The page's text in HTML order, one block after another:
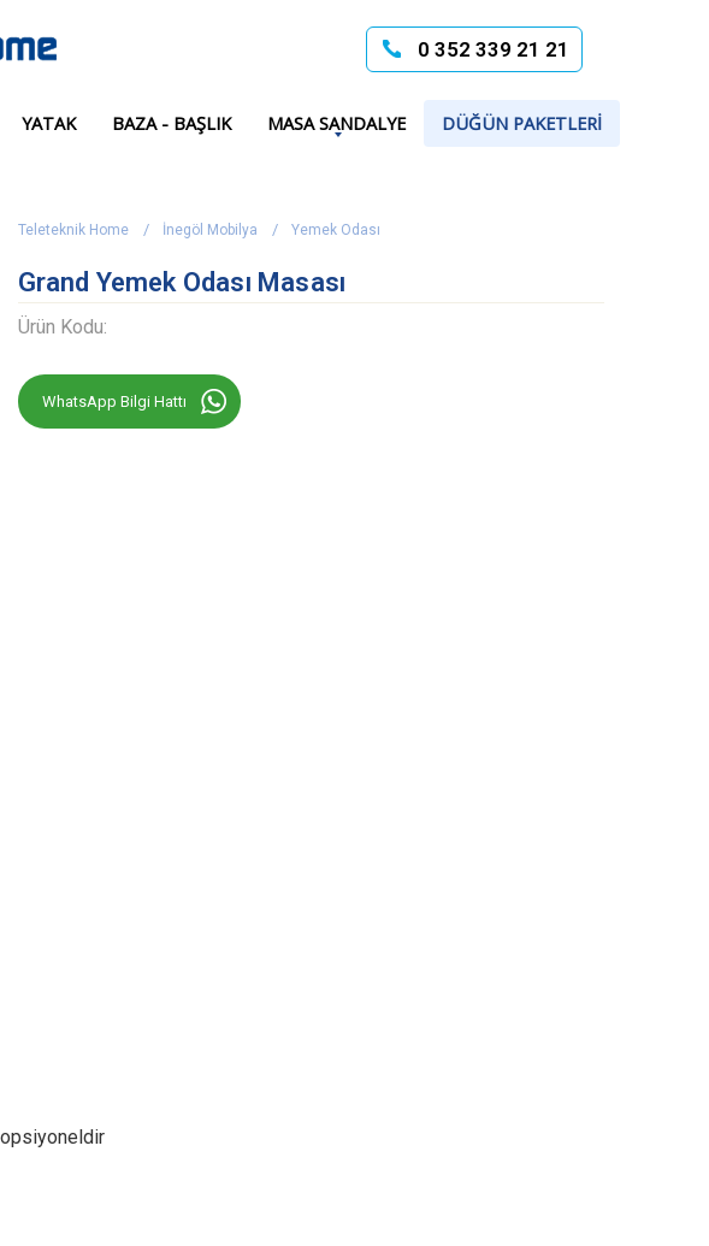
0 352 339 21 21
YATAK BAZA - BAŞLIK MASA SANDALYE DÜĞÜN PAKETLERI
Teleteknik Home İnegöl Mobilya Yemek Odası
Grand Yemek Odası Masası
Ürün Kodu:
WhatsApp Bilgi Hattı
opsiyoneldir